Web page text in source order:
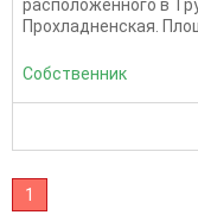
расположенного в
Прохладненская.
Собственник
1